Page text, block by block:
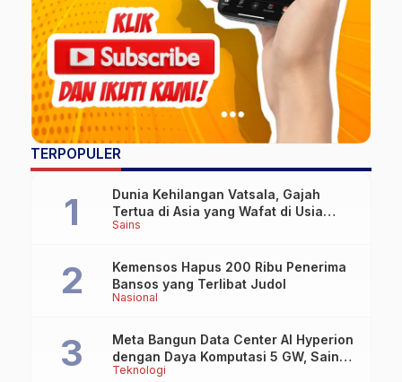
TERPOPULER
Sains
Dunia Kehilangan Vatsala, Gajah
Tertua di Asia yang Wafat di Usia
Lebih dari 100 Tahun
Nasional
Kemensos Hapus 200 Ribu Penerima
Bansos yang Terlibat Judol
Teknologi
Meta Bangun Data Center AI Hyperion
dengan Daya Komputasi 5 GW, Saingi
OpenAI dan Google